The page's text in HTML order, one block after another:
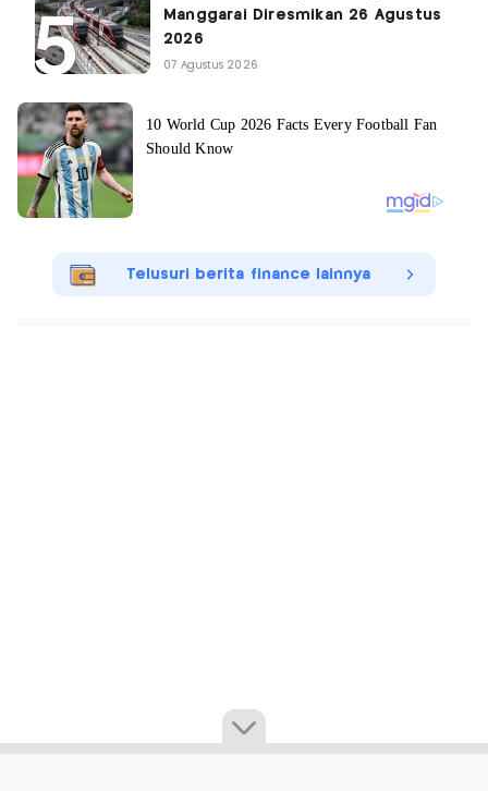
Manggarai Diresmikan 26 Agustus
2026
07 Agustus 2026
Telusuri berita finance lainnya